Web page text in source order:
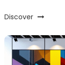
Discover